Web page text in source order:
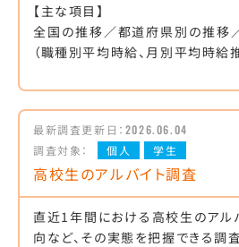
【主な項目】
全国の推移／都道府県別の推移
（職種別平均時給、月別平均時給
最新調査更新日： 2026.06.04
調査対象：
個人 学生
高校生のアルバイト調査
直近1年間における高校生のアル
向など、その実態を把握できる調